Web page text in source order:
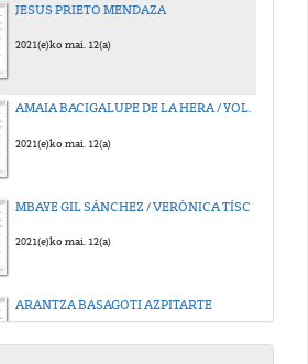
JESUS PRIETO MENDAZA
2021(e)ko mai. 12(a)
AMAIA BACIGALUPE DE LA HERA / YOLANDA GZ-RÁBAGO
2021(e)ko mai. 12(a)
2021(e)ko mai. 12(a)
ARANTZA BASAGOTI AZPITARTE